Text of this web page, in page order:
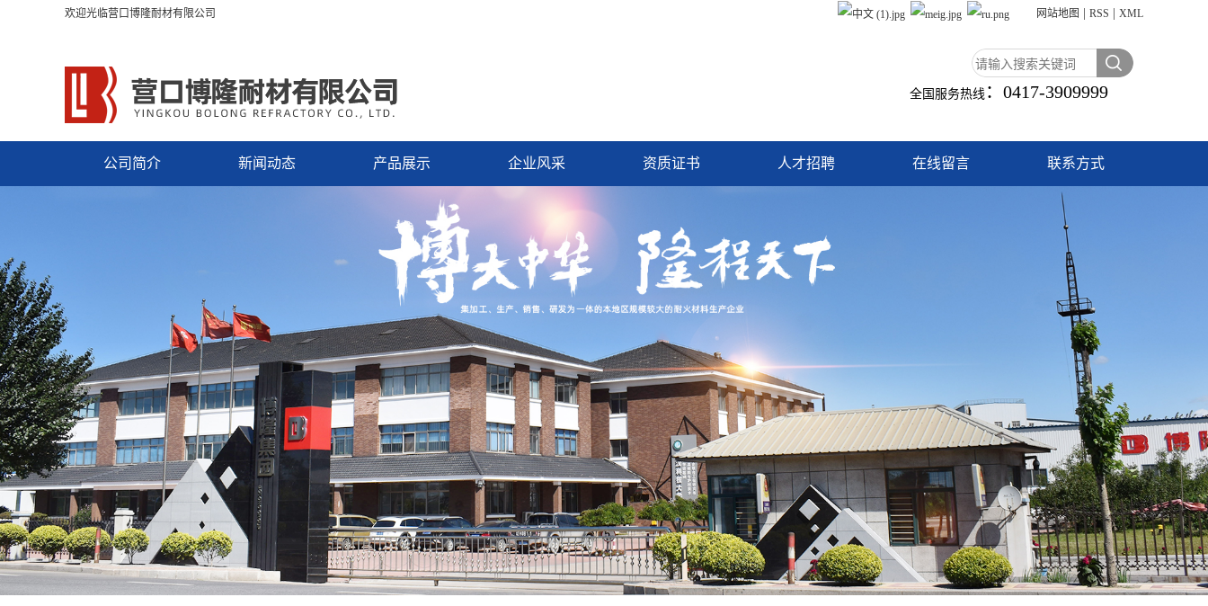
欢迎光临营口博隆耐材有限公司 网站地图 RSS XML
全国服务热线 ： 0417-3909999
公司简介 新闻动态 产品展示
电炉用耐火材料
钢包耐火材料
镁质耐火材料
中间包耐火材料
转炉用耐火材料
企业风采 资质证书
营业执照
人才招聘 在线留言 联系方式